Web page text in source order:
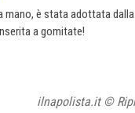
mano, è stata adottata
a gomitate!
ilnapolista.it ©